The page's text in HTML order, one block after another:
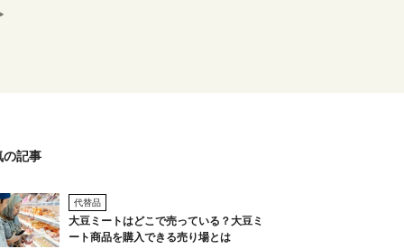
の記事
代替品
大豆ミートはどこで売っている？大豆ミ
ート商品を購入できる売り場とは